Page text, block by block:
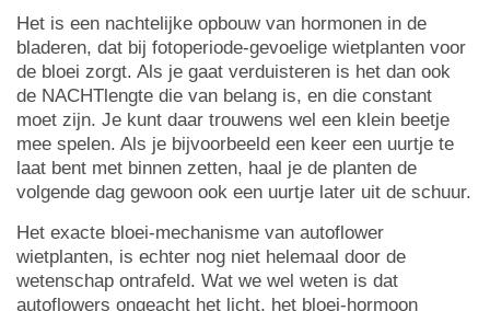
Het is een nachtelijke opbouw van hormonen in de
bladeren, dat bij fotoperiode-gevoelige wietplanten voor
de bloei zorgt. Als je gaat verduisteren is het dan ook
de NACHTlengte die van belang is, en die constant
moet zijn. Je kunt daar trouwens wel een klein beetje
mee spelen. Als je bijvoorbeeld een keer een uurtje te
laat bent met binnen zetten, haal je de planten de
volgende dag gewoon ook een uurtje later uit de schuur.
Het exacte bloei-mechanisme van autoflower
wietplanten, is echter nog niet helemaal door de
wetenschap ontrafeld. Wat we wel weten is dat
autoflowers ongeacht het licht, het bloei-hormoon